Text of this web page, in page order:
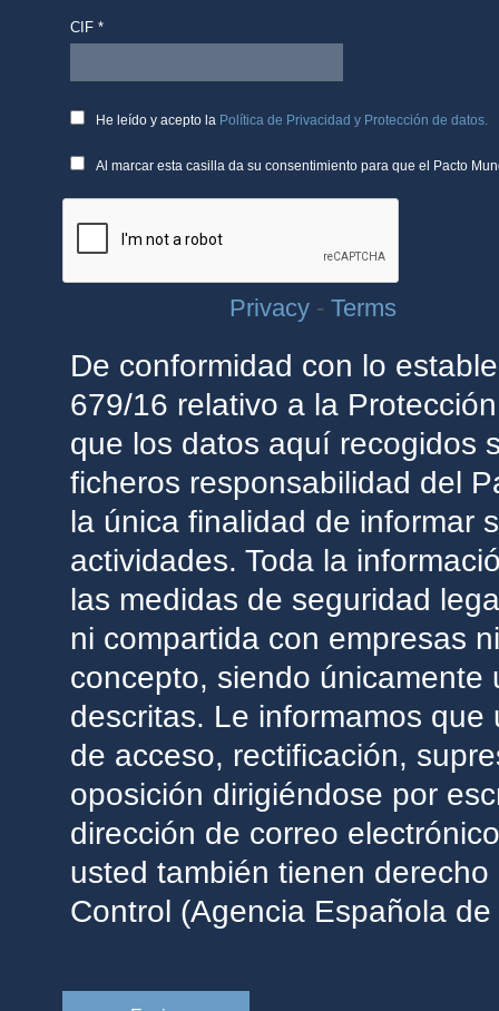
CIF *
He leído y acepto la Política de Privacidad y Protección de datos.
Al marcar esta casilla da su consentimiento para que el Pacto
Privacy- Terms
De conformidad con lo
679/16 relativo a la
que los datos aquí recogidos
ficheros responsabilidad del
la única finalidad de informar
actividades. Toda la
las medidas de seguridad
ni compartida con empresas
concepto, siendo únicamente
descritas. Le informamos
de acceso, rectificación,
oposición dirigiéndose por
dirección de correo
usted también tienen
Control (Agencia Española